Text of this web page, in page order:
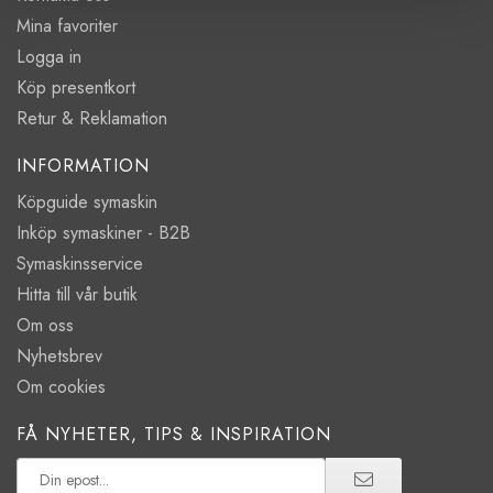
Mina favoriter
Logga in
Köp presentkort
Retur & Reklamation
INFORMATION
Köpguide symaskin
Inköp symaskiner - B2B
Symaskinsservice
Hitta till vår butik
Om oss
Nyhetsbrev
Om cookies
FÅ NYHETER, TIPS & INSPIRATION